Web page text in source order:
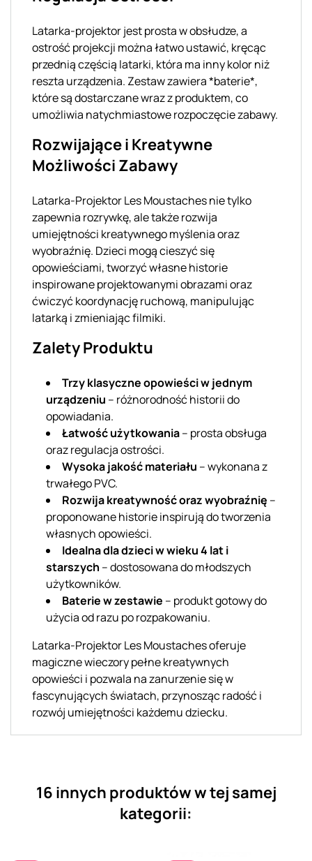
Latarka-projektor jest prosta w obsłudze, a
ostrość projekcji można łatwo ustawić, kręcąc
przednią częścią latarki, która ma inny kolor niż
reszta urządzenia. Zestaw zawiera *baterie*,
które są dostarczane wraz z produktem, co
umożliwia natychmiastowe rozpoczęcie zabawy.
Rozwijające i Kreatywne
Możliwości Zabawy
Latarka-Projektor Les Moustaches nie tylko
zapewnia rozrywkę, ale także rozwija
umiejętności kreatywnego myślenia oraz
wyobraźnię. Dzieci mogą cieszyć się
opowieściami, tworzyć własne historie
inspirowane projektowanymi obrazami oraz
ćwiczyć koordynację ruchową, manipulując
latarką i zmieniając filmiki.
Zalety Produktu
Trzy klasyczne opowieści w jednym
urządzeniu – różnorodność historii do
opowiadania.
Łatwość użytkowania– prosta obsługa
oraz regulacja ostrości.
Wysoka jakość materiału – wykonana z
trwałego PVC.
Rozwija kreatywność oraz wyobraźnię –
proponowane historie inspirują do tworzenia
własnych opowieści.
Idealna dla dzieci w wieku 4 lat i
starszych – dostosowana do młodszych
użytkowników.
Baterie w zestawie – produkt gotowy do
użycia od razu po rozpakowaniu.
Latarka-Projektor Les Moustaches oferuje
magiczne wieczory pełne kreatywnych
opowieści i pozwala na zanurzenie się w
fascynujących światach, przynosząc radość i
rozwój umiejętności każdemu dziecku.
16 innych produktów w tej samej
kategorii: